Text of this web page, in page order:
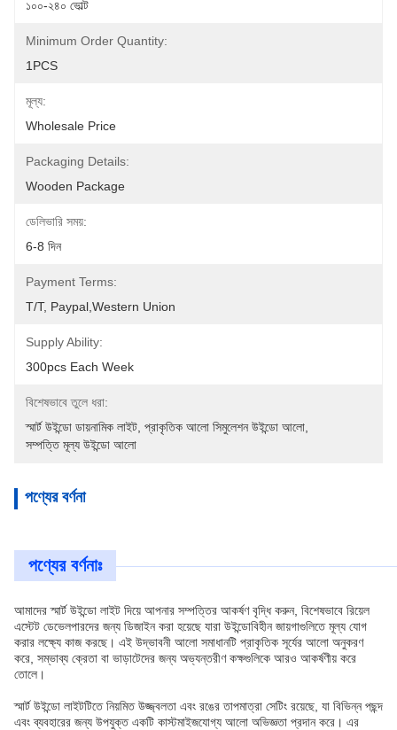
১০০-২৪০ ভোল্ট
Minimum Order Quantity:
1PCS
মূল্য:
Wholesale Price
Packaging Details:
Wooden Package
ডেলিভারি সময়:
6-8 দিন
Payment Terms:
T/T, Paypal,Western Union
Supply Ability:
300pcs Each Week
বিশেষভাবে তুলে ধরা:
স্মার্ট উইন্ডো ডায়নামিক লাইট প্রাকৃতিক আলো সিমুলেশন উইন্ডো আলো
সম্পত্তি মূল্য উইন্ডো আলো
পণ্যের বর্ণনা
পণ্যের বর্ণনাঃ
আমাদের স্মার্ট উইন্ডো লাইট দিয়ে আপনার সম্পত্তির আকর্ষণ বৃদ্ধি করুন, বিশেষভাবে রিয়েল
এস্টেট ডেভেলপারদের জন্য ডিজাইন করা হয়েছে যারা উইন্ডোবিহীন জায়গাগুলিতে মূল্য যোগ
করার লক্ষ্যে কাজ করছে। এই উদ্ভাবনী আলো সমাধানটি প্রাকৃতিক সূর্যের আলো অনুকরণ
করে, সম্ভাব্য ক্রেতা বা ভাড়াটেদের জন্য অভ্যন্তরীণ কক্ষগুলিকে আরও আকর্ষণীয় করে
তোলে।
স্মার্ট উইন্ডো লাইটটিতে নিয়মিত উজ্জ্বলতা এবং রঙের তাপমাত্রা সেটিং রয়েছে, যা বিভিন্ন পছন্দ
এবং ব্যবহারের জন্য উপযুক্ত একটি কাস্টমাইজযোগ্য আলো অভিজ্ঞতা প্রদান করে। এর